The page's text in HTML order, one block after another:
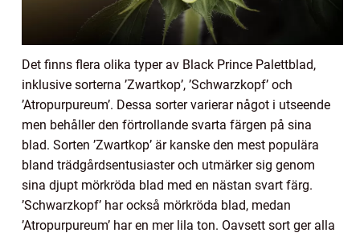
Det finns flera olika typer av Black Prince Palettblad,
inklusive sorterna ’Zwartkop’, ’Schwarzkopf’ och
’Atropurpureum’. Dessa sorter varierar något i utseende
men behåller den förtrollande svarta färgen på sina
blad. Sorten ’Zwartkop’ är kanske den mest populära
bland trädgårdsentusiaster och utmärker sig genom
sina djupt mörkröda blad med en nästan svart färg.
’Schwarzkopf’ har också mörkröda blad, medan
’Atropurpureum’ har en mer lila ton. Oavsett sort ger alla